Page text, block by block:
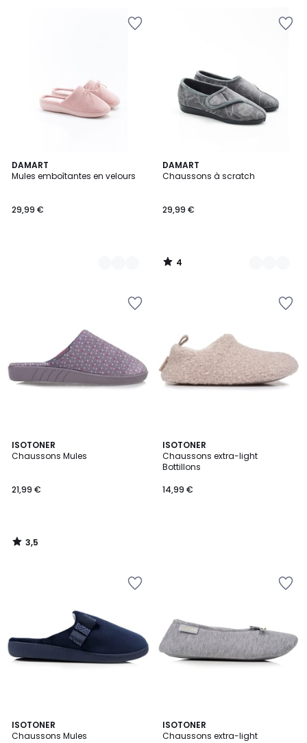
DAMART
Mules emboîtantes en velours
29,99 €
2
Couleurs
DAMART
Chaussons à scratch
29,99 €
4
/
2
Couleurs
4
/
ISOTONER
Chaussons Mules
21,99 €
3,5
/ 5
3,5
/
ISOTONER
Chaussons extra-light
Bottillons
14,99 €
ISOTONER
Chaussons Mules
2
Couleurs
ISOTONER
Chaussons extra-light
5
/